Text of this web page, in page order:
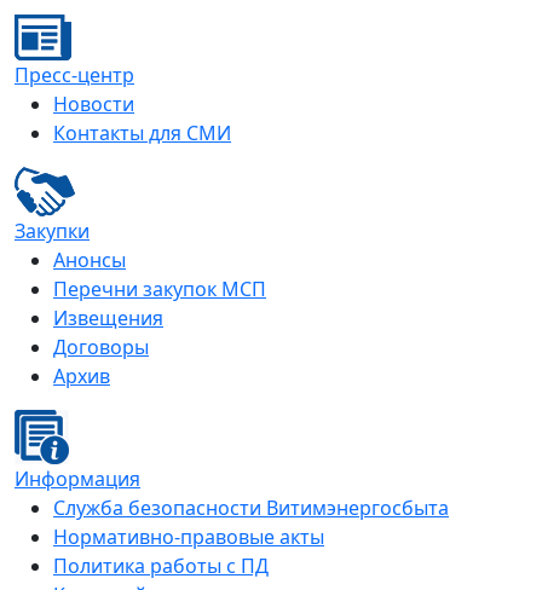
Пресс-центр
Новости
Контакты для СМИ
Закупки
Анонсы
Перечни закупок МСП
Извещения
Договоры
Архив
Информация
Служба безопасности Витимэнергосбыта
Нормативно-правовые акты
Политика работы с ПД